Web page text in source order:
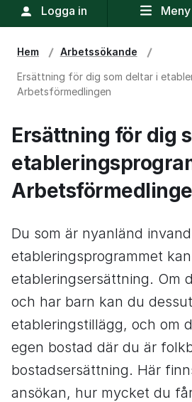
sökfält
Logga in Meny
Hem Arbets­sökande
Ersättning för dig som deltar i
Arbetsförmedlingen
Ersättning för dig
Du som är nyanländ
etableringsprogrammet
etableringsersättning. Om
och har barn kan du
etableringstillägg, och om
egen bostad där du är
bostadsersättning. Här
ansökan, hur mycket du